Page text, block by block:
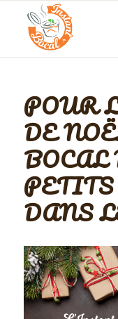
POUR
DE
BOCAL
DANS